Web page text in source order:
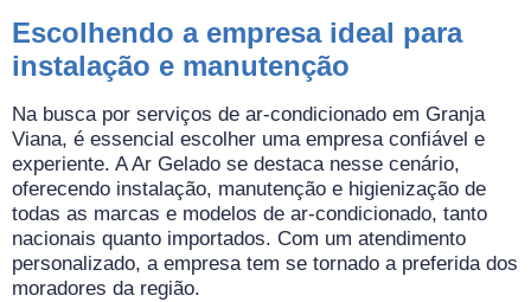
Escolhendo a empresa ideal para
instalação e manutenção
Na busca por serviços de ar-condicionado em Granja
Viana, é essencial escolher uma empresa confiável e
experiente. A Ar Gelado se destaca nesse cenário,
oferecendo instalação, manutenção e higienização de
todas as marcas e modelos de ar-condicionado, tanto
nacionais quanto importados. Com um atendimento
personalizado, a empresa tem se tornado a preferida dos
moradores da região.